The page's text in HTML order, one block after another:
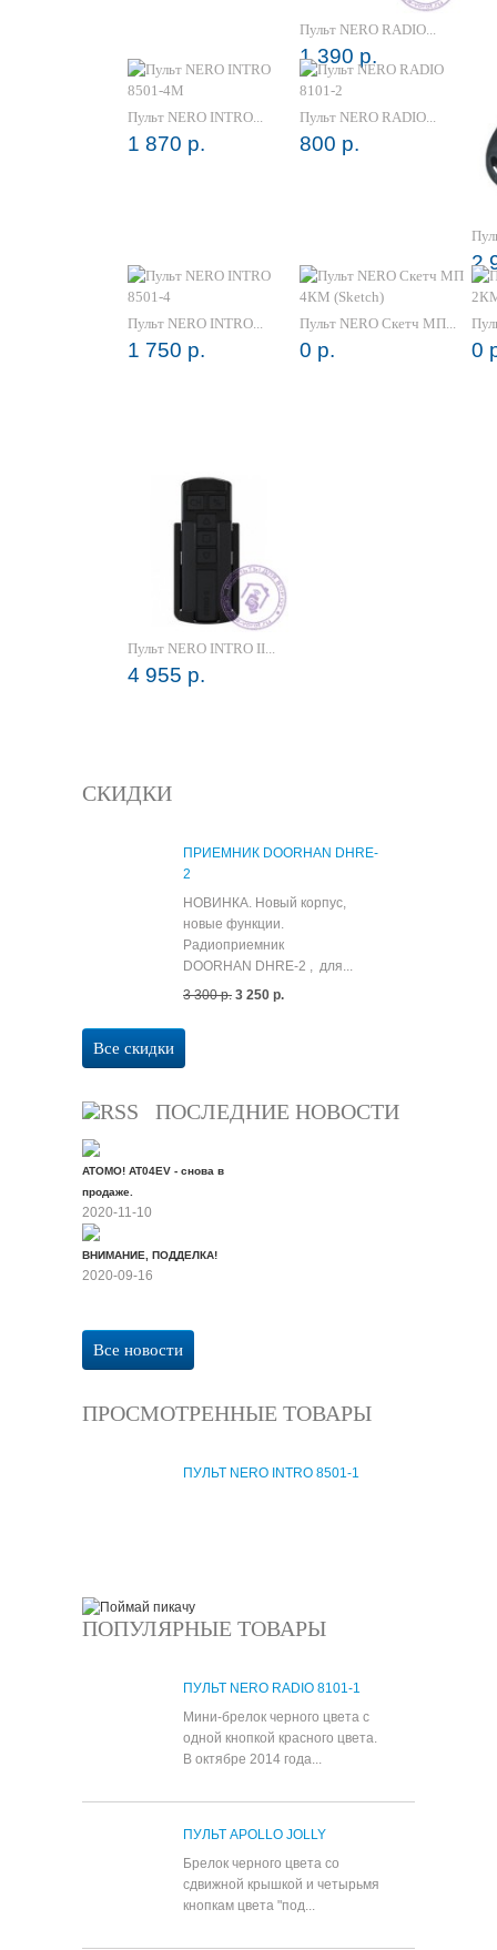
Пульт NERO RADIO...
1 390 р.
Пульт NERO INTRO...
1 870 р.
Пульт NERO RADIO...
800 р.
2
Пульт NERO INTRO...
1 750 р.
Пульт NERO Скетч МП...
0 р. 0
Пульт NERO INTRO II...
4 955 р.
СКИДКИ
ПРИЕМНИК DOORHAN DHRE-
2
НОВИНКА. Новый корпус,
новые функции.
Радиоприемник
DOORHAN DHRE-2 , для...
3 300 р. 3 250 р.
Все скидки
ПОСЛЕДНИЕ НОВОСТИ
ATOMO! AT04EV - снова в
продаже.
2020-11-10
ВНИМАНИЕ, ПОДДЕЛКА!
2020-09-16
Все новости
ПРОСМОТРЕННЫЕ ТОВАРЫ
ПУЛЬТ NERO INTRO 8501-1
ПОПУЛЯРНЫЕ ТОВАРЫ
ПУЛЬТ NERO RADIO 8101-1
Мини-брелок черного цвета с
одной кнопкой красного цвета.
В октябре 2014 года...
ПУЛЬТ APOLLO JOLLY
Брелок черного цвета со
сдвижной крышкой и четырьмя
кнопкам цвета "под...